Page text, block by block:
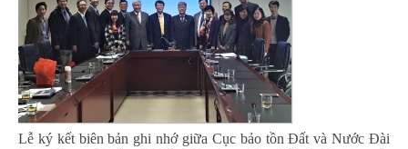
Lễ ký kết biên bản ghi nhớ giữa Cục bảo tồn Đất và Nước Đài